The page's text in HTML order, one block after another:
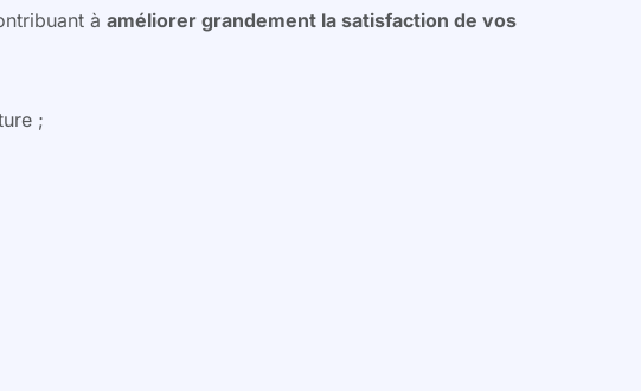
à améliorer grandement la satisfaction de vos
;